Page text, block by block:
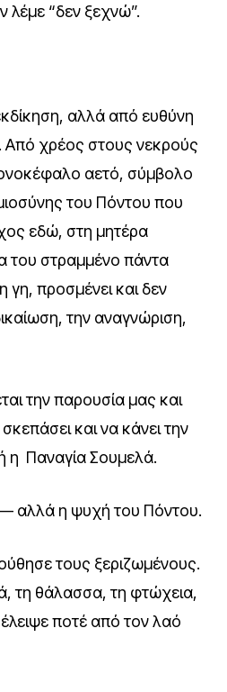
λέμε “δεν ξεχνώ”.
αλλά από ευθύνη
Από χρέος στους νεκρούς
αετό, σύμβολο
του Πόντου που
εδώ, στη μητέρα
του στραμμένο πάντα
προσμένει και δεν
την αναγνώριση,
την παρουσία μας και
και να κάνει την
η Παναγία Σουμελά.
— αλλά η ψυχή του Πόντου.
τους ξεριζωμένους.
τη θάλασσα, τη φτώχεια,
ποτέ από τον λαό